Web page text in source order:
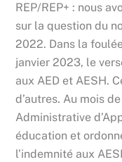
REP/REP+ : nous
sur la question du
2022. Dans la
janvier 2023, le
aux AED et AESH.
d’autres. Au mois
Administrative
éducation et
l’indemnité aux